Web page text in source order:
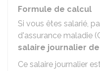
Formule de calcul
Si vous êtes salarié,
d'assurance maladie (
salaire journalier
Ce salaire journalier